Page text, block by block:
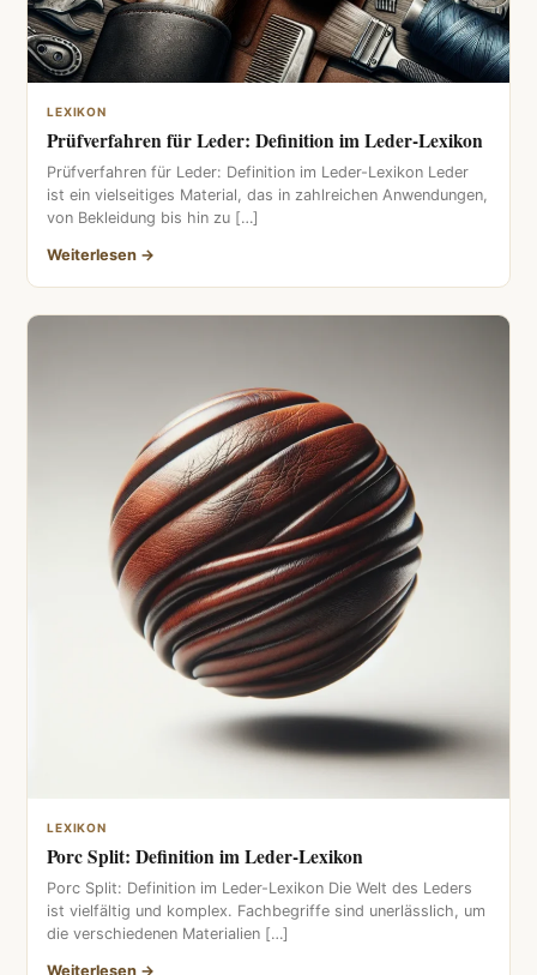
LEXIKON
Prüfverfahren für Leder: Definition im Leder-Lexikon
Prüfverfahren für Leder: Definition im Leder-Lexikon Leder
ist ein vielseitiges Material, das in zahlreichen Anwendungen,
von Bekleidung bis hin zu […]
Weiterlesen →
LEXIKON
Porc Split: Definition im Leder-Lexikon
Porc Split: Definition im Leder-Lexikon Die Welt des Leders
ist vielfältig und komplex. Fachbegriffe sind unerlässlich, um
die verschiedenen Materialien […]
Weiterlesen →